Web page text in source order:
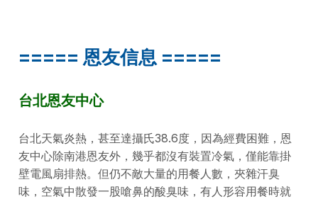
===== 恩友信息 =====
台北恩友中心
台北天氣炎熱，甚至達攝氏38.6度，因為經費困難，恩
友中心除南港恩友外，幾乎都沒有裝置冷氣，僅能靠掛
壁電風扇排熱。但仍不敵大量的用餐人數，夾雜汗臭
味，空氣中散發一股嗆鼻的酸臭味，有人形容用餐時就